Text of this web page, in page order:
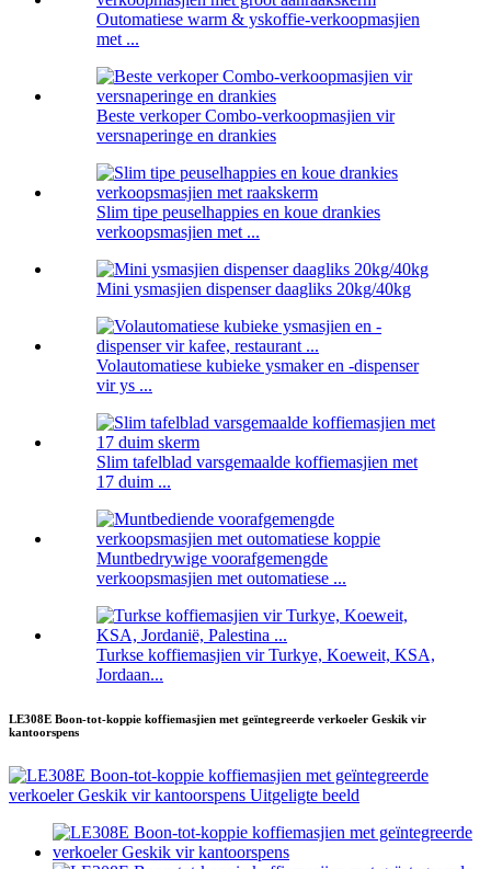
Outomatiese warm & yskoffie-verkoopmasjien
met ...
Beste verkoper Combo-verkoopmasjien vir
versnaperinge en drankies
Slim tipe peuselhappies en koue drankies
verkoopsmasjien met ...
Mini ysmasjien dispenser daagliks 20kg/40kg
Volautomatiese kubieke ysmaker en -dispenser
vir ys ...
Slim tafelblad varsgemaalde koffiemasjien met
17 duim ...
Muntbedrywige voorafgemengde
verkoopsmasjien met outomatiese ...
Turkse koffiemasjien vir Turkye, Koeweit, KSA,
Jordaan...
LE308E Boon-tot-koppie koffiemasjien met geïntegreerde verkoeler Geskik vir
kantoorspens